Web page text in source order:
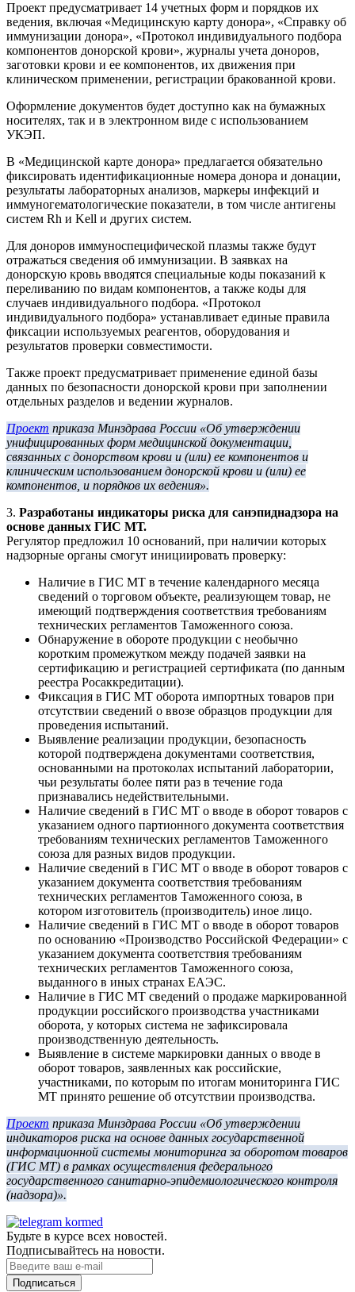
Проект предусматривает 14 учетных форм и порядков их
ведения, включая «Медицинскую карту донора», «Справку об
иммунизации донора», «Протокол индивидуального подбора
компонентов донорской крови», журналы учета доноров,
заготовки крови и ее компонентов, их движения при
клиническом применении, регистрации бракованной крови.
Оформление документов будет доступно как на бумажных
носителях, так и в электронном виде с использованием
УКЭП.
В «Медицинской карте донора» предлагается обязательно
фиксировать идентификационные номера донора и донации,
результаты лабораторных анализов, маркеры инфекций и
иммуногематологические показатели, в том числе антигены
систем Rh и Kell и других систем.
Для доноров иммуноспецифической плазмы также будут
отражаться сведения об иммунизации. В заявках на
донорскую кровь вводятся специальные коды показаний к
переливанию по видам компонентов, а также коды для
случаев индивидуального подбора. «Протокол
индивидуального подбора» устанавливает единые правила
фиксации используемых реагентов, оборудования и
результатов проверки совместимости.
Также проект предусматривает применение единой базы
данных по безопасности донорской крови при заполнении
отдельных разделов и ведении журналов.
Проект приказа Минздрава России «Об утверждении
унифицированных форм медицинской документации,
связанных с донорством крови и (или) ее компонентов и
клиническим использованием донорской крови и (или) ее
компонентов, и порядков их ведения».
3. Разработаны индикаторы риска для санэпиднадзора на
основе данных ГИС МТ.
Регулятор предложил 10 оснований, при наличии которых
надзорные органы смогут инициировать проверку:
Наличие в ГИС МТ в течение календарного месяца
сведений о торговом объекте, реализующем товар, не
имеющий подтверждения соответствия требованиям
технических регламентов Таможенного союза.
Обнаружение в обороте продукции с необычно
коротким промежутком между подачей заявки на
сертификацию и регистрацией сертификата (по данным
реестра Росаккредитации).
Фиксация в ГИС МТ оборота импортных товаров при
отсутствии сведений о ввозе образцов продукции для
проведения испытаний.
Выявление реализации продукции, безопасность
которой подтверждена документами соответствия,
основанными на протоколах испытаний лаборатории,
чьи результаты более пяти раз в течение года
признавались недействительными.
Наличие сведений в ГИС МТ о вводе в оборот товаров с
указанием одного партионного документа соответствия
требованиям технических регламентов Таможенного
союза для разных видов продукции.
Наличие сведений в ГИС МТ о вводе в оборот товаров с
указанием документа соответствия требованиям
технических регламентов Таможенного союза, в
котором изготовитель (производитель) иное лицо.
Наличие сведений в ГИС МТ о вводе в оборот товаров
по основанию «Производство Российской Федерации» с
указанием документа соответствия требованиям
технических регламентов Таможенного союза,
выданного в иных странах ЕАЭС.
Наличие в ГИС МТ сведений о продаже маркированной
продукции российского производства участниками
оборота, у которых система не зафиксировала
производственную деятельность.
Выявление в системе маркировки данных о вводе в
оборот товаров, заявленных как российские,
участниками, по которым по итогам мониторинга ГИС
МТ принято решение об отсутствии производства.
Проект приказа Минздрава России «Об утверждении
индикаторов риска на основе данных государственной
информационной системы мониторинга за оборотом товаров
(ГИС МТ) в рамках осуществления федерального
государственного санитарно-эпидемиологического контроля
(надзора)».
Будьте в курсе всех новостей.
Подписывайтесь на новости.
Подписаться